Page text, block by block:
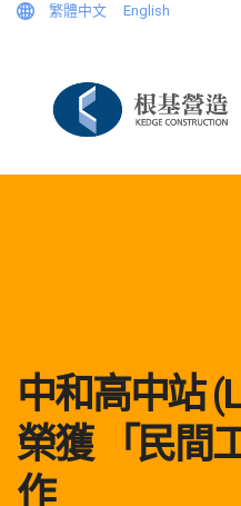
繁體中文 English
中和高中站
榮獲 「民間
作